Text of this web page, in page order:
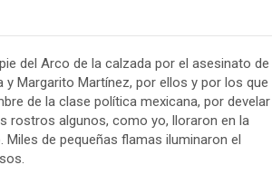
del Arco de la calzada por el asesinato de
Margarito Martínez, por ellos y por los que
de la clase política mexicana, por develar
rostros algunos, como yo, lloraron en la
de pequeñas flamas iluminaron el